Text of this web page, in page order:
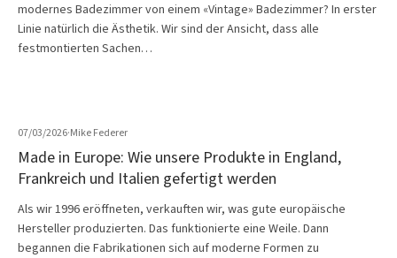
modernes Badezimmer von einem «Vintage» Badezimmer? In erster
Linie natürlich die Ästhetik. Wir sind der Ansicht, dass alle
festmontierten Sachen…
07/03/2026·Mike Federer
Made in Europe: Wie unsere Produkte in England,
Frankreich und Italien gefertigt werden
Als wir 1996 eröffneten, verkauften wir, was gute europäische
Hersteller produzierten. Das funktionierte eine Weile. Dann
begannen die Fabrikationen sich auf moderne Formen zu